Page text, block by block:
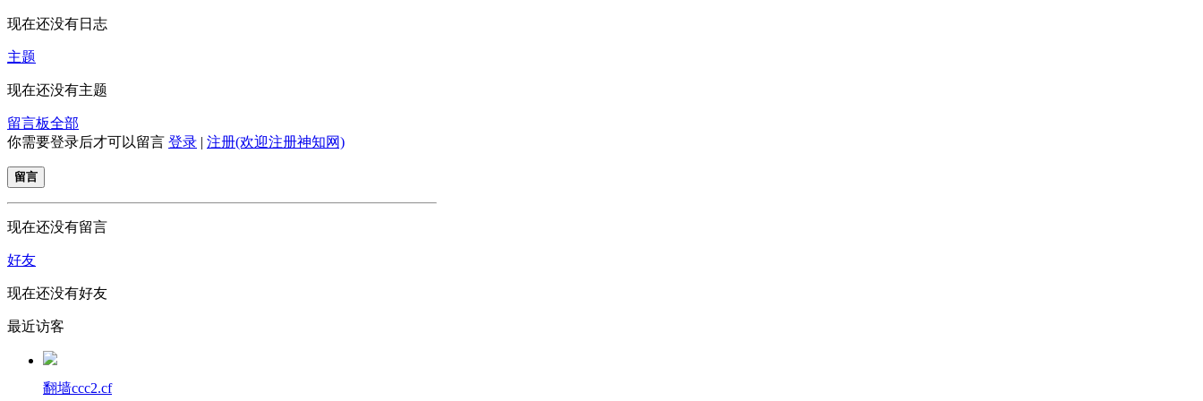
现在还没有日志
主题
现在还没有主题
留言板全部
你需要登录后才可以留言 登录 | 注册(欢迎注册神知网)
留言
现在还没有留言
好友
现在还没有好友
最近访客
翻墙ccc2.cf